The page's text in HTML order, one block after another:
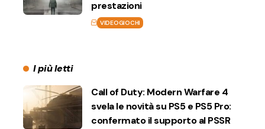
prestazioni
VIDEOGIOCHI
I più letti
Call of Duty: Modern Warfare 4
svela le novità su PS5 e PS5 Pro:
confermato il supporto al PSSR